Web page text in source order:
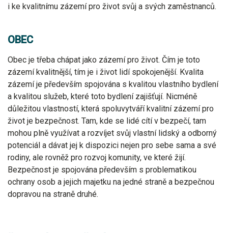
i ke kvalitnímu zázemí pro život svůj a svých zaměstnanců.
OBEC
Obec je třeba chápat jako zázemí pro život. Čím je toto
zázemí kvalitnější, tím je i život lidí spokojenější. Kvalita
zázemí je především spojována s kvalitou vlastního bydlení
a kvalitou služeb, které toto bydlení zajišťují. Nicméně
důležitou vlastností, která spoluvytváří kvalitní zázemí pro
život je bezpečnost. Tam, kde se lidé cítí v bezpečí, tam
mohou plně využívat a rozvíjet svůj vlastní lidský a odborný
potenciál a dávat jej k dispozici nejen pro sebe sama a své
rodiny, ale rovněž pro rozvoj komunity, ve které žijí.
Bezpečnost je spojována především s problematikou
ochrany osob a jejich majetku na jedné straně a bezpečnou
dopravou na straně druhé.